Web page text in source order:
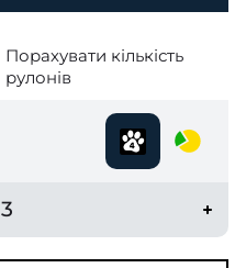
Порахувати кількість
рулонів
3